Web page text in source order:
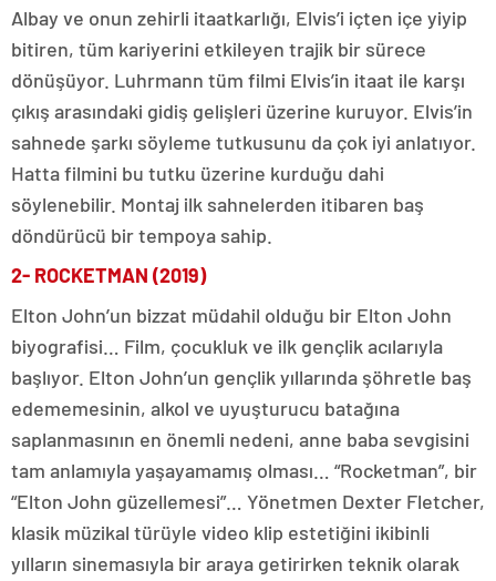
Albay ve onun zehirli itaatkarlığı, Elvis’i içten içe yiyip
bitiren, tüm kariyerini etkileyen trajik bir sürece
dönüşüyor. Luhrmann tüm filmi Elvis’in itaat ile karşı
çıkış arasındaki gidiş gelişleri üzerine kuruyor. Elvis’in
sahnede şarkı söyleme tutkusunu da çok iyi anlatıyor.
Hatta filmini bu tutku üzerine kurduğu dahi
söylenebilir. Montaj ilk sahnelerden itibaren baş
döndürücü bir tempoya sahip.
2- ROCKETMAN (2019)
Elton John’un bizzat müdahil olduğu bir Elton John
biyografisi… Film, çocukluk ve ilk gençlik acılarıyla
başlıyor. Elton John’un gençlik yıllarında şöhretle baş
edememesinin, alkol ve uyuşturucu batağına
saplanmasının en önemli nedeni, anne baba sevgisini
tam anlamıyla yaşayamamış olması… “Rocketman”, bir
“Elton John güzellemesi”… Yönetmen Dexter Fletcher,
klasik müzikal türüyle video klip estetiğini ikibinli
yılların sinemasıyla bir araya getirirken teknik olarak